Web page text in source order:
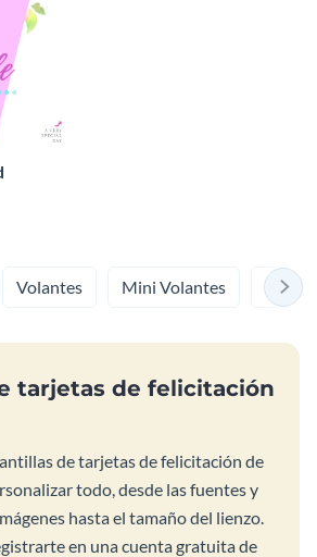
Volantes Mini Volantes Menús
tarjetas de felicitación
de tarjetas de felicitación de
todo, desde las fuentes y
hasta el tamaño del lienzo.
en una cuenta gratuita de